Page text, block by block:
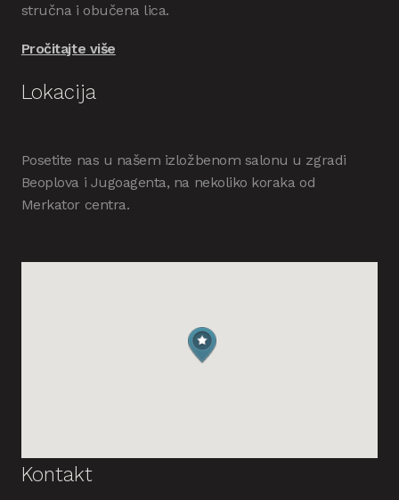
stručna i obučena lica.
Pročitajte više
Lokacija
Posetite nas u našem izložbenom salonu u zgradi
Beoplova i Jugoagenta, na nekoliko koraka od
Merkator centra.
Kontakt